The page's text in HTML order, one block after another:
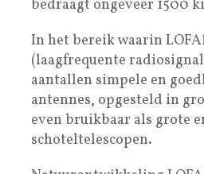
bedraagt ongeveer 1500
In het bereik waarin
(laagfrequente
aantallen simpele en
antennes, opgesteld in
even bruikbaar als grote
schoteltelescopen.